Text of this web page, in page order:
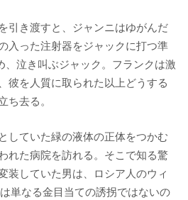
引き渡すと、ジャンニはゆがんだ
入った注射器をジャックに打つ準
泣き叫ぶジャック。フランクは激
彼を人質に取られた以上どうする
ち去る。
していた緑の液体の正体をつかむ
れた病院を訪れる。そこで知る驚
装していた男は、ロシア人のウィ
単なる金目当ての誘拐ではないの